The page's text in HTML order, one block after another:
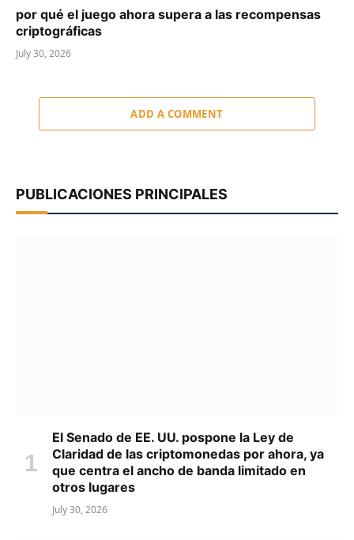
por qué el juego ahora supera a las recompensas
criptográficas
July 30, 2026
ADD A COMMENT
PUBLICACIONES PRINCIPALES
El Senado de EE. UU. pospone la Ley de
Claridad de las criptomonedas por ahora, ya
que centra el ancho de banda limitado en
otros lugares
July 30, 2026